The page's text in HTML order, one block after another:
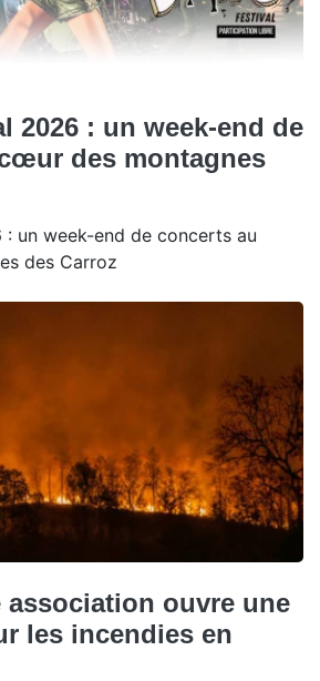
2026 : un week-end de
des montagnes
: un week-end de concerts au
des Carroz
association ouvre une
les incendies en